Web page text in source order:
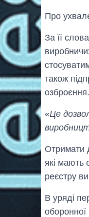
Про
За її
також
озброєння.
«Це
Отримати
які мають
реєстру
В уряді
оборонної